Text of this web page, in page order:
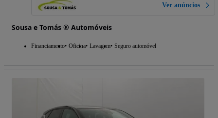
Ver anúncios
Sousa e Tomás ® Automóveis
Financiamento Oficina Lavagem Seguro automóvel